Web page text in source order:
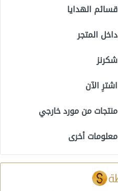
قسائم الهدايا
داخل المتجر
شكرنز
اشترِ الآن
منتجات من مورد خارجي
معلومات أخرى